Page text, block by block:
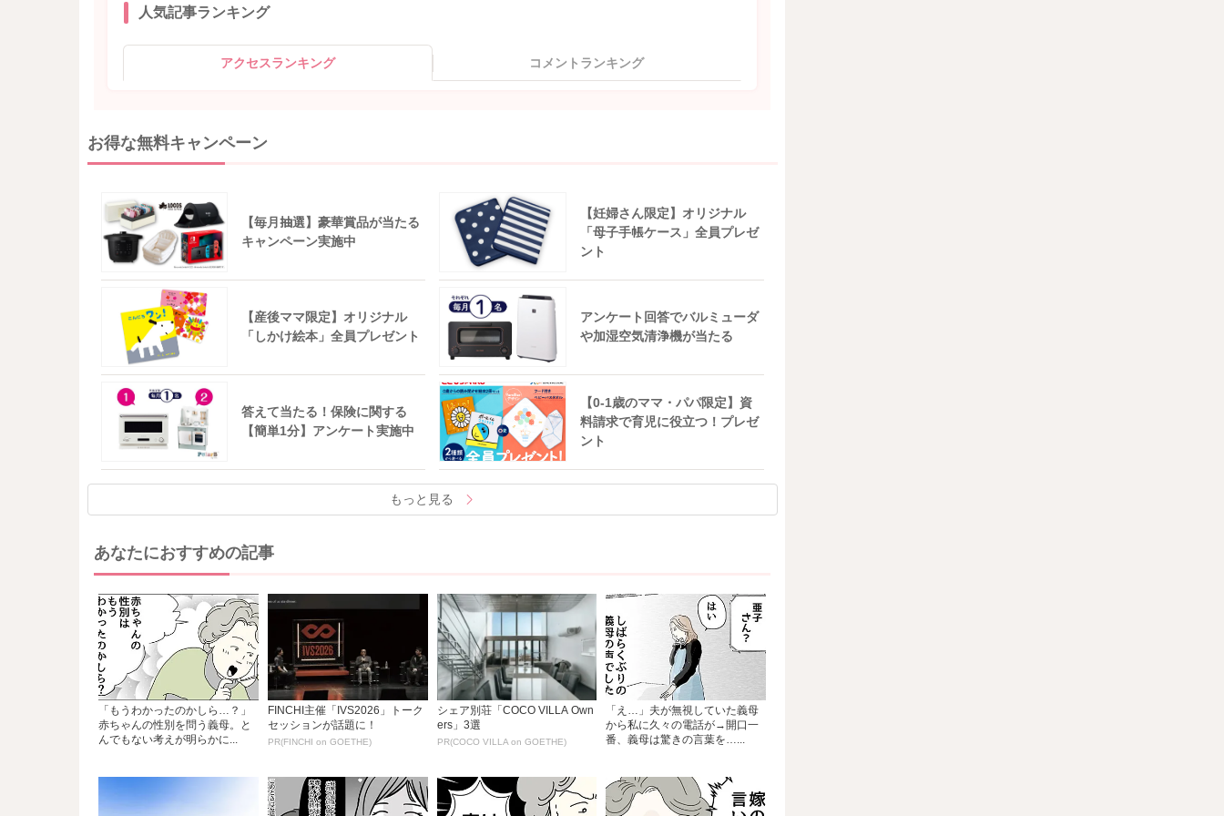
人気記事ランキング
アクセスランキング コメントランキング
お得な無料キャンペーン
【毎月抽選】豪華賞品が当たる
キャンペーン実施中
【妊婦さん限定】オリジナル
「母子手帳ケース」全員プレゼ
ント
【産後ママ限定】オリジナル
「しかけ絵本」全員プレゼント
アンケート回答でバルミューダ
や加湿空気清浄機が当たる
答えて当たる！保険に関する
【簡単1分】アンケート実施中
【0-1歳のママ・パパ限定】資
料請求で育児に役立つ！プレゼ
ント
もっと見る
あなたにおすすめの記事
「もうわかったのかしら…？」
赤ちゃんの性別を問う義母。と
んでもない考えが明らかに...
FINCHI主催「IVS2026」トーク
セッションが話題に！
PR(FINCHI on GOETHE)
シェア別荘「COCO VILLA Own
ers」3選
PR(COCO VILLA on GOETHE)
「え…」夫が無視していた義母
から私に久々の電話が→開口一
番、義母は驚きの言葉を…...